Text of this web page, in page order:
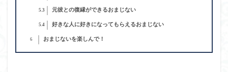
5.3 元彼との復縁ができるおまじない
5.4 好きな人に好きになってもらえるおまじない
6 おまじないを楽しんで！